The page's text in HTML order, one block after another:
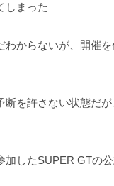
しまった
わからないが、開催
断を許さない状態だ
加したSUPER GTの